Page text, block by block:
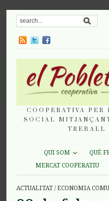
COOPERATIVA PER
SOCIAL
TREBALL
QUI SOM QUÈ
MERCAT COOPERATIU
ACTUALITAT /ECONOMIA